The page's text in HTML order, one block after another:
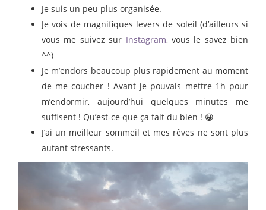
Je suis un peu plus organisée.
Je vois de magnifiques levers de soleil (d’ailleurs si
vous me suivez sur Instagram, vous le savez bien
^^)
Je m’endors beaucoup plus rapidement au moment
de me coucher ! Avant je pouvais mettre 1h pour
m’endormir, aujourd’hui quelques minutes me
suffisent ! Qu’est-ce que ça fait du bien ! 😀
J’ai un meilleur sommeil et mes rêves ne sont plus
autant stressants.